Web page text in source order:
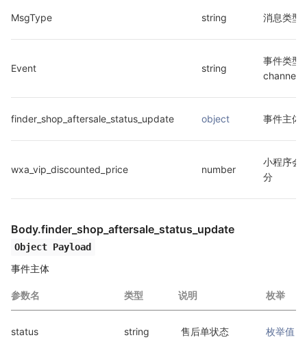
MsgType string 消息类型
Event string
事件类型
finder_shop_aftersale_status_update object 事件主体
wxa_vip_discounted_price number
小程序会
分
Body.finder_shop_aftersale_status_update
Object Payload
事件主体
参数名 类型 说明 枚举
status string 售后单状态 枚举值